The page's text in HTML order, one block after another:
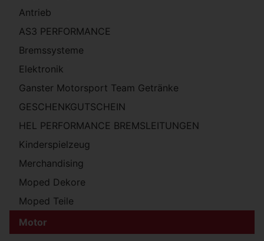
Antrieb
AS3 PERFORMANCE
Bremssysteme
Elektronik
Ganster Motorsport Team Getränke
GESCHENKGUTSCHEIN
HEL PERFORMANCE BREMSLEITUNGEN
Kinderspielzeug
Merchandising
Moped Dekore
Moped Teile
Motor